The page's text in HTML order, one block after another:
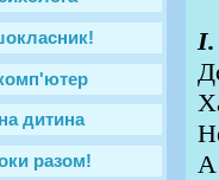
дитина
разом!
А